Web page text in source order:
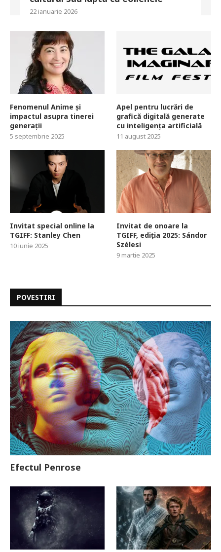
22 ianuarie 2026
Fenomenul Anime și
impactul asupra tinerei
generații
5 septembrie 2025
Apel pentru lucrări de
grafică digitală generate
cu inteligența artificială
11 august 2025
Invitat special online la
TGIFF: Stanley Chen
10 iunie 2025
Invitat de onoare la
TGIFF, ediția 2025: Sándor
Szélesi
9 martie 2025
POVESTIRI
Efectul Penrose